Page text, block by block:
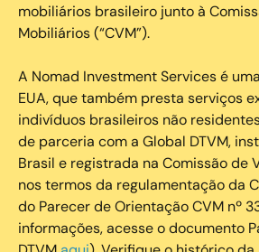
mobiliários brasileiro junto à
Mobiliários (“CVM”).
‍A Nomad Investment Services é
EUA, que também presta serviços
indivíduos brasileiros não
de parceria com a Global DTVM,
Brasil e registrada na Comissão de
nos termos da regulamentação da
do Parecer de Orientação CVM nº
informações, acesse o documento